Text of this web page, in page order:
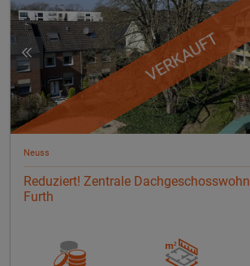
VERKAUFT
Neuss
Reduziert! Zentrale
Furth